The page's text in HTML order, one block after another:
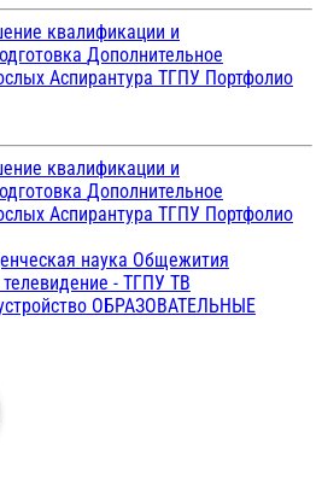
квалификации и
Дополнительное
Аспирантура ТГПУ Портфолио
квалификации и
Дополнительное
Аспирантура ТГПУ Портфолио
наука Общежития
- ТГПУ ТВ
ОБРАЗОВАТЕЛЬНЫЕ